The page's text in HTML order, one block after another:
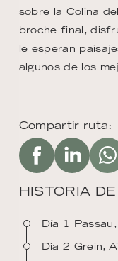
Compartir ruta:
HISTORIA DE
Día 1
Día 2 Grein,
sobre la Colina
broche final,
le esperan
algunos de los